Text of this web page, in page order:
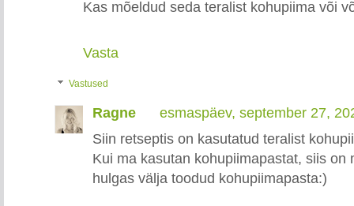
Kas mõeldud seda teralist kohupiima või
Vasta
Vastused
Ragne
esmaspäev, september 27,
Siin retseptis on kasutatud teralist
Kui ma kasutan kohupiimapastat, siis
hulgas välja toodud kohupiimapasta:)